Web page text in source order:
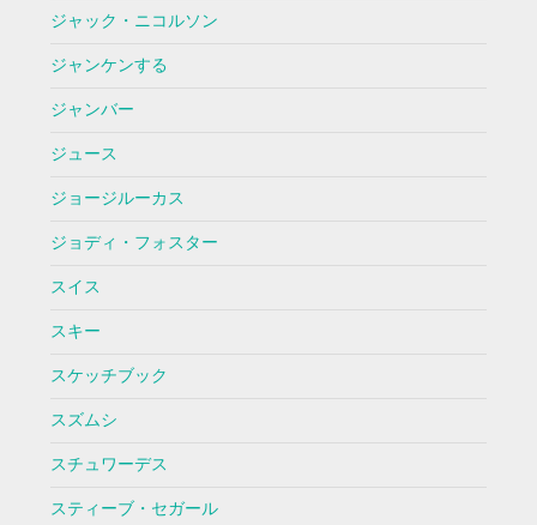
ジャック・ニコルソン
ジャンケンする
ジャンバー
ジュース
ジョージルーカス
ジョディ・フォスター
スイス
スキー
スケッチブック
スズムシ
スチュワーデス
スティーブ・セガール